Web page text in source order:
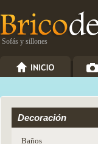
Sofás y sillones
Decoración
Baños